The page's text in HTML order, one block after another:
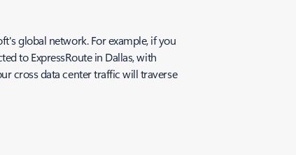
global network. For example, if you
to ExpressRoute in Dallas, with
cross data center traffic will traverse